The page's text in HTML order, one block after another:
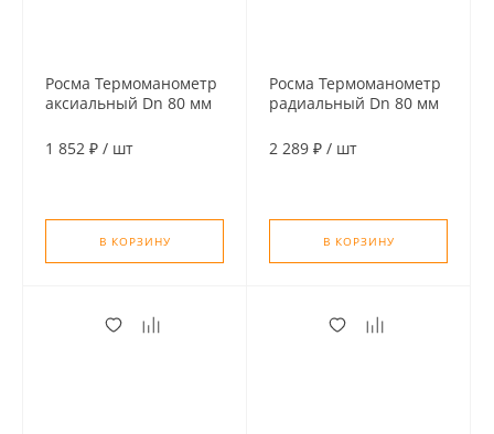
Росма Термоманометр
аксиальный Dn 80 мм
бар) с отсечным
1 852 ₽ / шт
В КОРЗИНУ
Росма Термоманометр
радиальный Dn 80 мм
бар) с отсечным
2 289 ₽ / шт
В КОРЗИНУ